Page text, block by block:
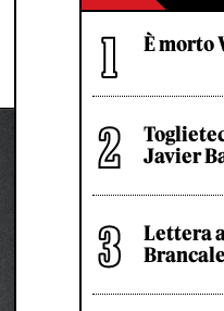
È morto
Javier
Lettera
Brancale